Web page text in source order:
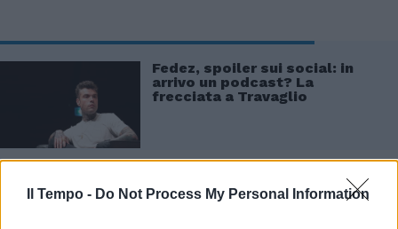
Il Tempo - Do Not Process My Personal Information
Fedez, spoiler sui social: in
arrivo un podcast? La
frecciata a Travaglio